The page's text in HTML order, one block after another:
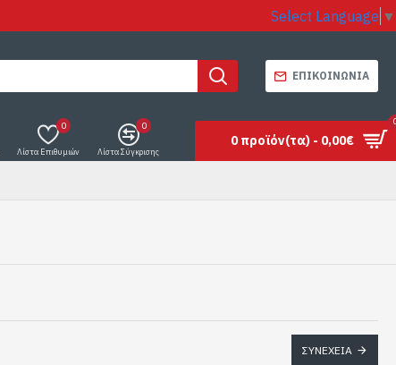
Select Language ▼
ΕΠΙΚΟΙΝΩΝΊΑ
Λίστα Επιθυμιών
0
Λίστα Σύγκρισης
0
0 προϊόν(τα) - 0,00€
ΣΥΝΈΧΕΙΑ